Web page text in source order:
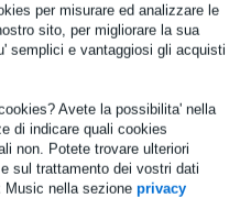
per misurare ed analizzare le
sito, per migliorare la sua
semplici e vantaggiosi gli acquisti
Avete la possibilita' nella
di indicare quali cookies
non. Potete trovare ulteriori
sul trattamento dei vostri dati
Music nella sezione privacy